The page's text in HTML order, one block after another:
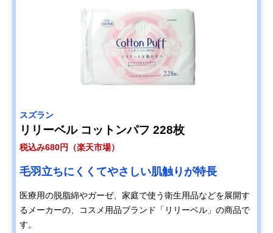
スズラン
リリーベル コットンパフ 228枚
税込み680円（楽天市場）
毛羽立ちにくくてやさしい肌触りが特長
医療用の脱脂綿やガーゼ、家庭で使う衛生用品などを展開す
るメーカーの、コスメ用品ブランド「リリーベル」の商品で
す。